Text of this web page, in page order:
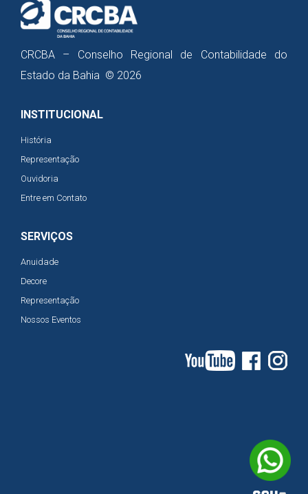
CRCBA – Conselho Regional de Contabilidade do
Estado da Bahia © 2026
INSTITUCIONAL
História
Representação
Ouvidoria
Entre em Contato
SERVIÇOS
Anuidade
Decore
Representação
Nossos Eventos